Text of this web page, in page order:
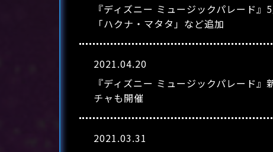
『ディズニー ミュージックパレード
「ハクナ・マタタ」など追加
2021.04.20
『ディズニー ミュージックパレード
チャも開催
2021.03.31